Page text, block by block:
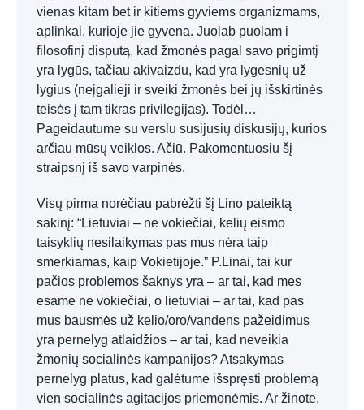
vienas kitam bet ir kitiems gyviems organizmams,
aplinkai, kurioje jie gyvena. Juolab puolam i
filosofinį disputą, kad žmonės pagal savo prigimtį
yra lygūs, tačiau akivaizdu, kad yra lygesnių už
lygius (neįgalieji ir sveiki žmonės bei jų išskirtinės
teisės į tam tikras privilegijas). Todėl…
Pageidautume su verslu susijusių diskusijų, kurios
arčiau mūsų veiklos. Ačiū. Pakomentuosiu šį
straipsnį iš savo varpinės.
Visų pirma norėčiau pabrėžti šį Lino pateiktą
sakinį: “Lietuviai – ne vokiečiai, kelių eismo
taisyklių nesilaikymas pas mus nėra taip
smerkiamas, kaip Vokietijoje.” P.Linai, tai kur
pačios problemos šaknys yra – ar tai, kad mes
esame ne vokiečiai, o lietuviai – ar tai, kad pas
mus bausmės už kelio/oro/vandens pažeidimus
yra pernelyg atlaidžios – ar tai, kad neveikia
žmonių socialinės kampanijos? Atsakymas
pernelyg platus, kad galėtume išspręsti problemą
vien socialinės agitacijos priemonėmis. Ar žinote,